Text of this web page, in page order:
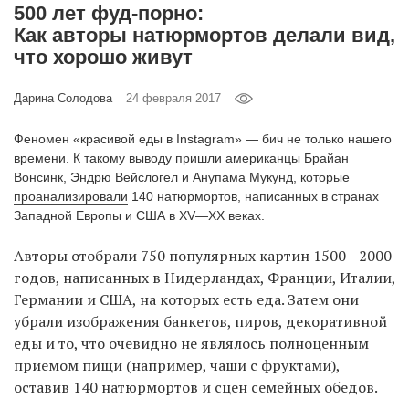
500 лет фуд-порно:
Как авторы натюрмортов делали вид,
что хорошо живут
Дарина Солодова 24 февраля 2017
Феномен «красивой еды в Instagram» — бич не только нашего
времени. К такому выводу пришли американцы Брайан
Вонсинк, Эндрю Вейслогел и Анупама Мукунд, которые
проанализировали 140 натюрмортов, написанных в странах
Западной Европы и США в XV—XX веках.
Авторы отобрали 750 популярных картин 1500—2000
годов, написанных в Нидерландах, Франции, Италии,
Германии и США, на которых есть еда. Затем они
убрали изображения банкетов, пиров, декоративной
еды и то, что очевидно не являлось полноценным
приемом пищи (например, чаши с фруктами),
оставив 140 натюрмортов и сцен семейных обедов.